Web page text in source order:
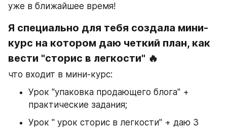
уже в ближайшее время!
Я специально для тебя создала мини-
курс на котором даю четкий план, как
вести "сторис в легкости" 🔥
что входит в мини-курс:
Урок "упаковка продающего блога" +
практические задания;
Урок " урок сторис в легкости" + даю 3